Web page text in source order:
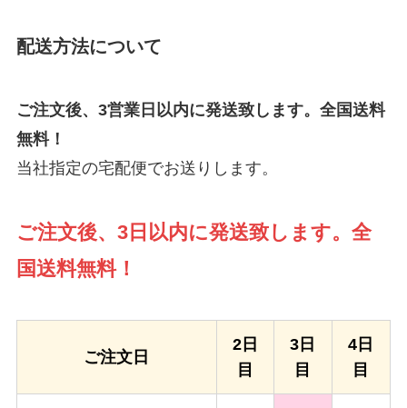
配送方法について
ご注文後、3営業日以内に発送致します。全国送料
無料！
当社指定の宅配便でお送りします。
ご注文後、3日以内に発送致します。全
国送料無料！
ご注文日
2日
目
3日
目
4日
目